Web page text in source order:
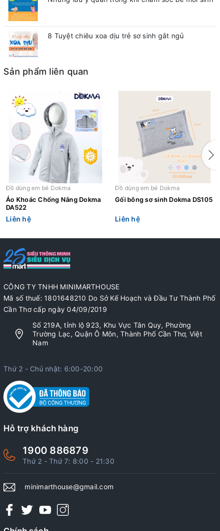
8 Tuyệt chiêu xoa dịu trẻ sơ sinh gắt ngủ
Sản phẩm liên quan
Đồ dùng em bé Dokma
Áo Khoác Chống Nắng Dokma
DA522
Liên hệ
Đồ dùng em bé Dokma
Gối bông sơ sinh Dokma DS105
Liên hệ
CÔNG TY TNHH MINIMARTHOUSE
Mã số thuế: 1801648210 Do Sở Kế Hoạch và Đầu Tư Thành Phố
Cần Thơ cấp ngày 04/09/2019
Số 219A, tỉnh lộ 923, Khu Vực Tân Quy, Phường
Trường Lạc, Quận Ô Môn, Thành Phố Cần Thơ, Việt
Nam
Thứ 2 - Chủ nhật: 6:00-20:00
Hỗ trợ khách hàng
1900 886879
Thứ 2 - Thứ 7: 8:00 - 21:30
minimarthouse@gmail.com